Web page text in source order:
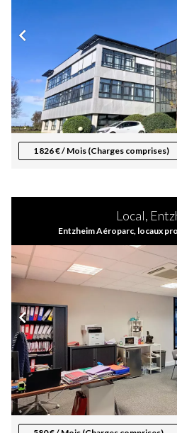
1 826 € / Mois (Charges comprises)
Local,
Entzheim Aéroparc, locaux